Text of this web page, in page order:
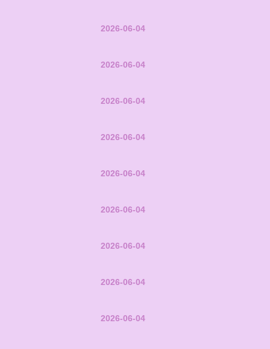
2026-06-04
2026-06-04
2026-06-04
2026-06-04
2026-06-04
2026-06-04
2026-06-04
2026-06-04
2026-06-04